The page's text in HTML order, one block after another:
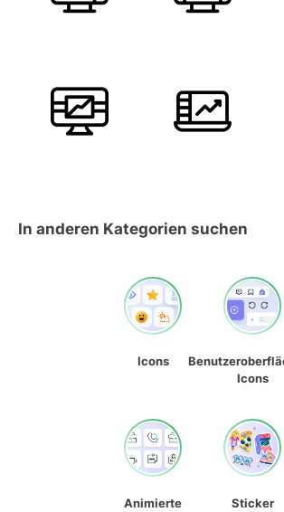
In anderen Kategorien suchen
Icons
Icons
Animierte
Sticker